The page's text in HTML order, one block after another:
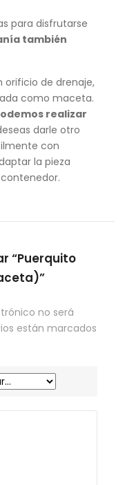
para disfrutarse
también
orificio de drenaje,
como maceta.
realizar
darle otro
con
la pieza
“Puerquito
no será
están marcados